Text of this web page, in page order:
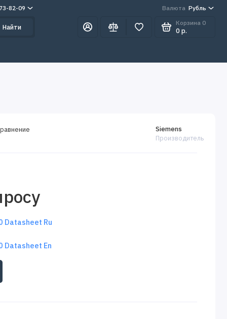
82-09 Валюта Рубль
Найти
Корзина 0
0 р.
Siemens
Производитель
Datasheet Ru
Datasheet En